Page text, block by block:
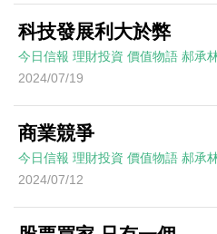
科技發展利大於弊
今日信報 理財投資 價值物語 郝承
2024/07/19
商業競爭
今日信報 理財投資 價值物語 郝承
2024/07/12